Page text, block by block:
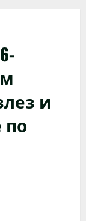
и
по